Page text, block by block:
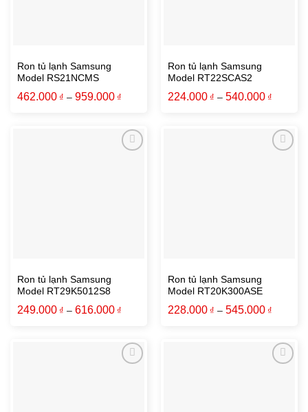
Ron tủ lạnh Samsung
Model RS21NCMS
462.000 ₫ – 959.000 ₫
Ron tủ lạnh Samsung
Model RT22SCAS2
224.000 ₫ – 540.000 ₫
Ron tủ lạnh Samsung
Model RT29K5012S8
249.000 ₫ – 616.000 ₫
Ron tủ lạnh Samsung
Model RT20K300ASE
228.000 ₫ – 545.000 ₫